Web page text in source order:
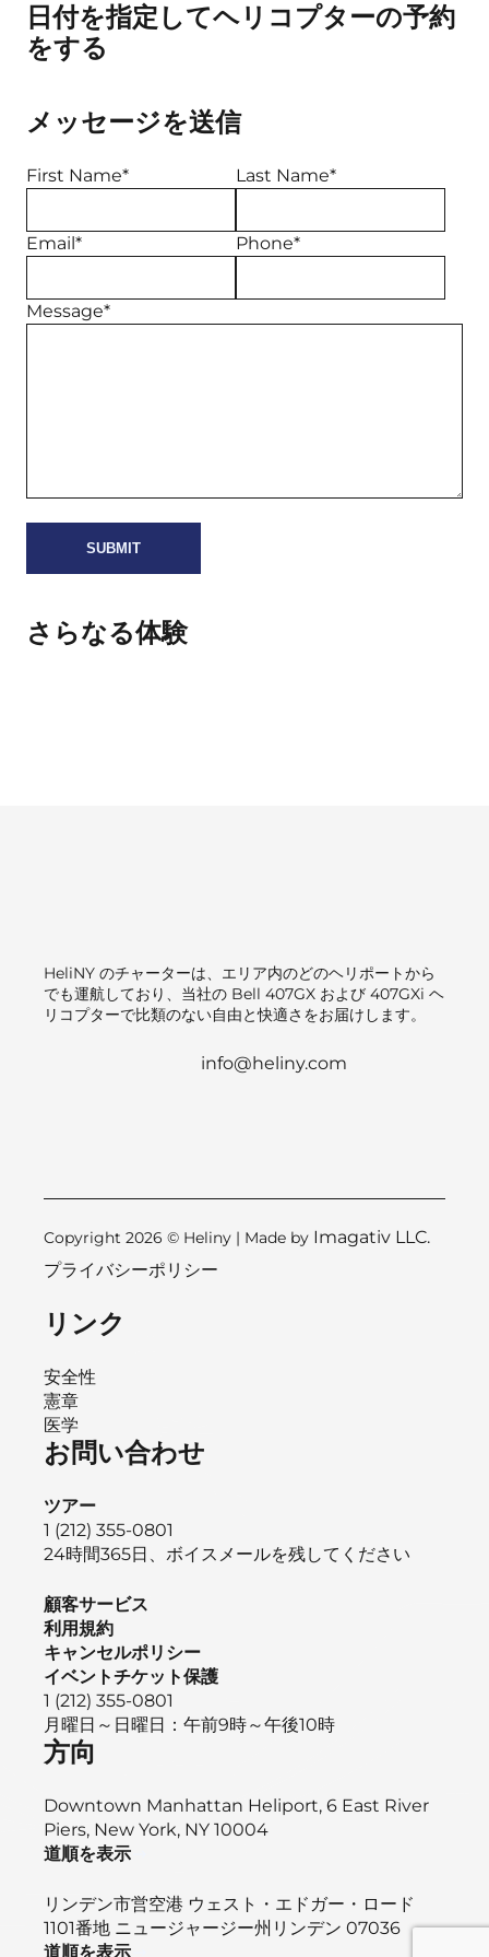
日付を指定してヘリコプターの予約
をする
メッセージを送信
First Name* Last Name*
Email* Phone*
Message*
さらなる体験
HeliNY のチャーターは、エリア内のどのヘリポートから
でも運航しており、当社の Bell 407GX および 407GXi ヘ
リコプターで比類のない自由と快適さをお届けします。
info@heliny.com
Copyright 2026 © Heliny | Made by Imagativ LLC.
プライバシーポリシー
リンク
安全性
憲章
医学
お問い合わせ
ツアー
1 (212) 355-0801
24時間365日、ボイスメールを残してください
顧客サービス
利用規約
キャンセルポリシー
イベントチケット保護
1 (212) 355-0801
月曜日～日曜日：午前9時～午後10時
方向
Downtown Manhattan Heliport, 6 East River
Piers, New York, NY 10004
道順を表示
リンデン市営空港 ウェスト・エドガー・ロード
1101番地 ニュージャージー州リンデン 07036
道順を表示